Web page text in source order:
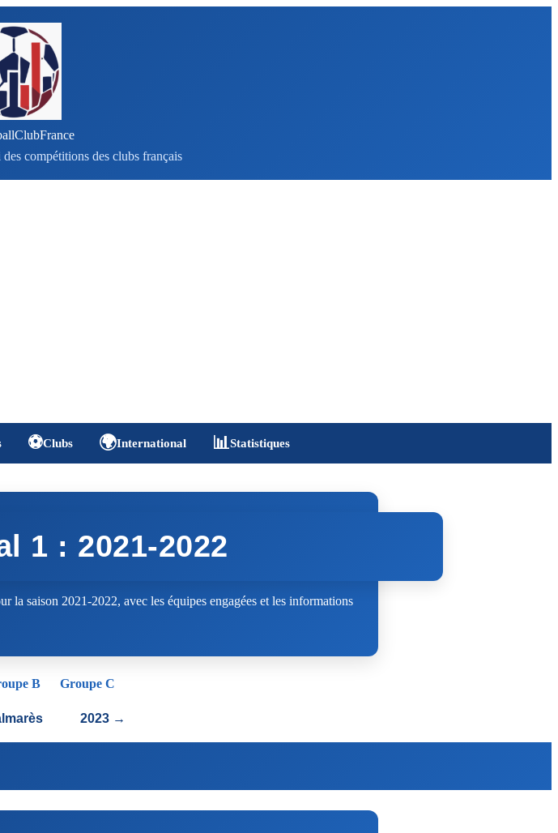
compétitions des clubs français
⚽Clubs 🌍International 📊Statistiques
1 : 2021-2022
la saison 2021-2022, avec les équipes engagées et les informations
B Groupe C
2023 →